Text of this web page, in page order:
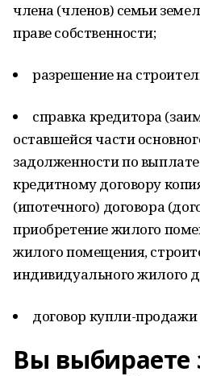
члена (членов) семьи
праве собственности;
разрешение на
справка кредитора
оставшейся части
задолженности по
кредитному договору
(ипотечного) договора
приобретение жилого
жилого помещения,
индивидуального жилого
договор купли-продажи
Вы